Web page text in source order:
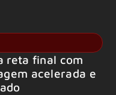
reta final com
acelerada e